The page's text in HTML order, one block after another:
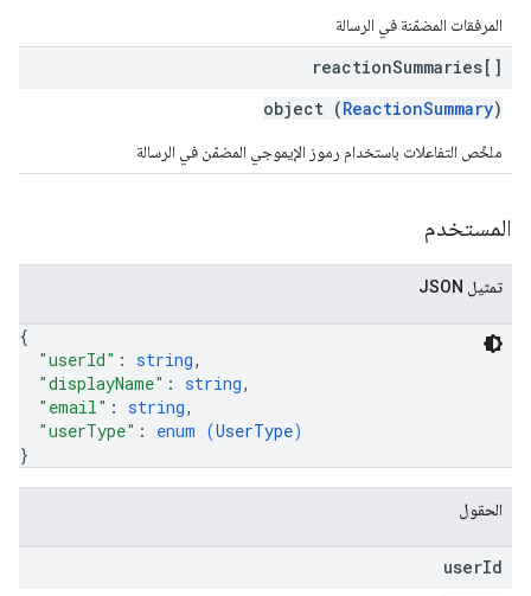
المرفقات المضمّنة في الرسالة
reactionSummaries[]
object (ReactionSummary)
ملخّص التفاعلات باستخدام رموز الإيموجي المضمّن في الرسالة
المستخدم
تمثيل JSON
{
"userId" : string,
"displayName" : string,
"email" : string,
"userType" : enum (UserType)
}
الحقول
userId